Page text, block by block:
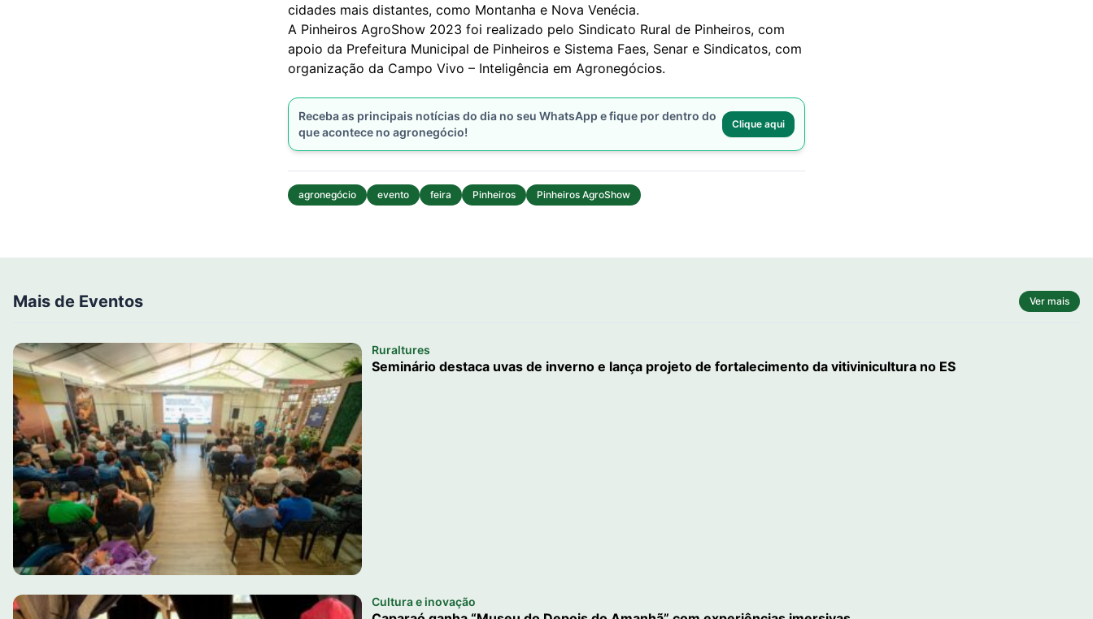
cidades mais distantes, como Montanha e Nova Venécia.
A Pinheiros AgroShow 2023 foi realizado pelo Sindicato Rural de Pinheiros, com
apoio da Prefeitura Municipal de Pinheiros e Sistema Faes, Senar e Sindicatos, com
organização da Campo Vivo – Inteligência em Agronegócios.
Receba as principais notícias do dia no seu WhatsApp e fique por dentro do
que acontece no agronegócio!
Clique aqui
agronegócio evento feira Pinheiros Pinheiros AgroShow
Mais de Eventos Ver mais
Ruraltures
Seminário destaca uvas de inverno e lança projeto de fortalecimento da vitivinicultura no ES
Cultura e inovação